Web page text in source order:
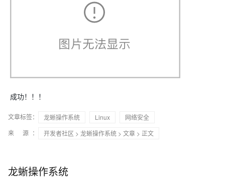
成功！！！
文章标签： 龙蜥操作系统 Linux
网络安全
来 源：
开发者社区 > 龙蜥操作系统 > 文章 > 正文
龙蜥操作系统